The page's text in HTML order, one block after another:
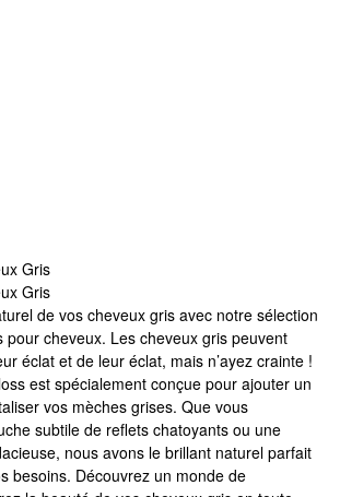
Gris
Gris
Grisde vos cheveux gris avec notre sélection
pour cheveux. Les cheveux gris peuvent
éclat et de leur éclat, mais n’ayez crainte !
est spécialement conçue pour ajouter un
vos mèches grises. Que vous
subtile de reflets chatoyants ou une
nous avons le brillant naturel parfait
besoins. Découvrez un monde de